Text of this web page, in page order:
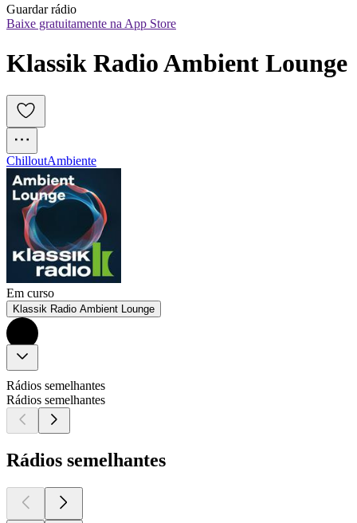
Guardar rádio
Baixe gratuitamente na App Store
Klassik Radio Ambient Lounge
ChilloutAmbiente
Em curso
Klassik Radio Ambient Lounge
Rádios semelhantes
Rádios semelhantes
Rádios semelhantes